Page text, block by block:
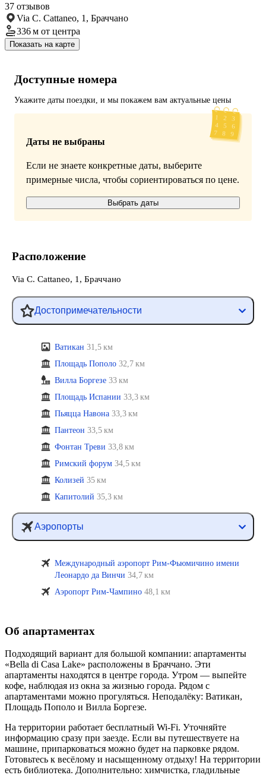
37 отзывов
Via C. Cattaneo, 1, Браччано
336 м от центра
Показать на карте
Доступные номера
Укажите даты поездки, и мы покажем вам актуальные цены
Даты не выбраны
Если не знаете конкретные даты, выберите
примерные числа, чтобы сориентироваться по цене.
Выбрать даты
Расположение
Via C. Cattaneo, 1, Браччано
Достопримечательности
Ватикан 31,5 км
Площадь Пополо 32,7 км
Вилла Боргезе 33 км
Площадь Испании 33,3 км
Пьяцца Навона 33,3 км
Пантеон 33,5 км
Фонтан Треви 33,8 км
Римский форум 34,5 км
Колизей 35 км
Капитолий 35,3 км
Аэропорты
Международный аэропорт Рим-Фьюмичино имени
Леонардо да Винчи 34,7 км
Аэропорт Рим-Чампино 48,1 км
Об апартаментах
Подходящий вариант для большой компании: апартаменты
«Bella di Casa Lake» расположены в Браччано. Эти
апартаменты находятся в центре города. Утром — выпейте
кофе, наблюдая из окна за жизнью города. Рядом с
апартаментами можно прогуляться. Неподалёку: Ватикан,
Площадь Пополо и Вилла Боргезе.
На территории работает бесплатный Wi-Fi. Уточняйте
информацию сразу при заезде. Если вы путешествуете на
машине, припарковаться можно будет на парковке рядом.
Готовьтесь к весёлому и насыщенному отдыху! На территории
есть библиотека. Дополнительно: химчистка, гладильные